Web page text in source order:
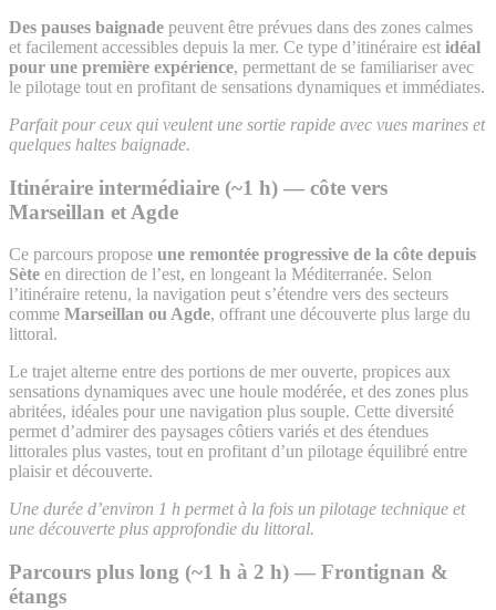
Des pauses baignade peuvent être prévues dans des zones calmes
et facilement accessibles depuis la mer. Ce type d’itinéraire est idéal
pour une première expérience, permettant de se familiariser avec
le pilotage tout en profitant de sensations dynamiques et immédiates.
Parfait pour ceux qui veulent une sortie rapide avec vues marines et
quelques haltes baignade.
Itinéraire intermédiaire (~1 h) — côte vers
Marseillan et Agde
Ce parcours propose une remontée progressive de la côte depuis
Sète en direction de l’est, en longeant la Méditerranée. Selon
l’itinéraire retenu, la navigation peut s’étendre vers des secteurs
comme Marseillan ou Agde, offrant une découverte plus large du
littoral.
Le trajet alterne entre des portions de mer ouverte, propices aux
sensations dynamiques avec une houle modérée, et des zones plus
abritées, idéales pour une navigation plus souple. Cette diversité
permet d’admirer des paysages côtiers variés et des étendues
littorales plus vastes, tout en profitant d’un pilotage équilibré entre
plaisir et découverte.
Une durée d’environ 1 h permet à la fois un pilotage technique et
une découverte plus approfondie du littoral.
Parcours plus long (~1 h à 2 h) — Frontignan &
étangs